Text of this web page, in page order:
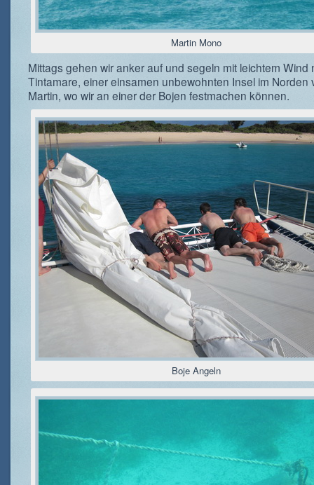
Martin Mono
Mittags gehen wir anker auf und segeln mit leichtem Wind
Tintamare, einer einsamen unbewohnten Insel im Norden
Martin, wo wir an einer der Bojen festmachen können.
Boje Angeln